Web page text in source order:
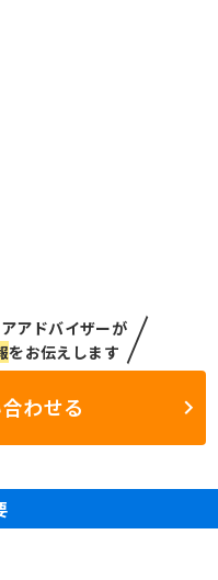
アドバイザーが
をお伝えします
わせる